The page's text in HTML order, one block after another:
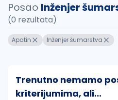
Posao Inženjer
(0 rezultata)
Apatin Inženjer šumarstva
Trenutno nemamo
kriterijumima, ali...